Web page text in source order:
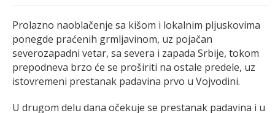
Prolazno naoblačenje sa kišom i lokalnim pljuskovima
ponegde praćenih grmljavinom, uz pojačan
severozapadni vetar, sa severa i zapada Srbije, tokom
prepodneva brzo će se proširiti na ostale predele, uz
istovremeni prestanak padavina prvo u Vojvodini.
U drugom delu dana očekuje se prestanak padavina i u